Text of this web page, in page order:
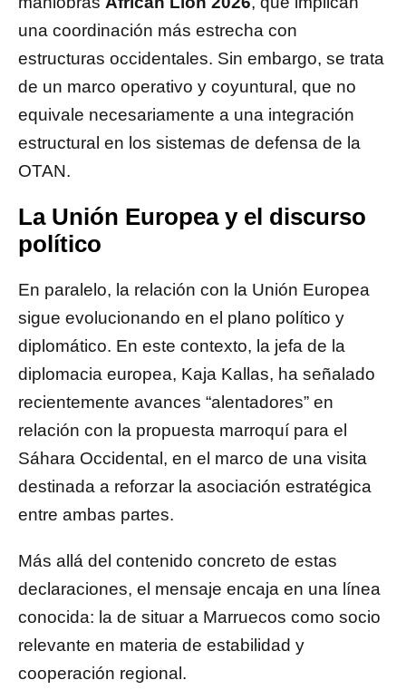
una coordinación más estrecha con
estructuras occidentales. Sin embargo, se trata
de un marco operativo y coyuntural, que no
equivale necesariamente a una integración
estructural en los sistemas de defensa de la
OTAN.
La Unión Europea y el discurso
político
En paralelo, la relación con la Unión Europea
sigue evolucionando en el plano político y
diplomático. En este contexto, la jefa de la
diplomacia europea, Kaja Kallas, ha señalado
recientemente avances “alentadores” en
relación con la propuesta marroquí para el
Sáhara Occidental, en el marco de una visita
destinada a reforzar la asociación estratégica
entre ambas partes.
Más allá del contenido concreto de estas
declaraciones, el mensaje encaja en una línea
conocida: la de situar a Marruecos como socio
relevante en materia de estabilidad y
cooperación regional.